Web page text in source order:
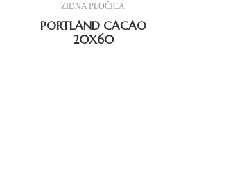
ZIDNA PLOČICA
PORTLAND CACAO
20X60